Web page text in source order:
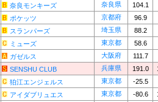
奈良モンキーズ 奈良県
104.1
ポケッツ 京都府
96.9
スランパーズ 埼玉県
88.2
ミューズ 東京都
58.6
ガゼルス 大阪府
111.7
SENSHU CLUB 兵庫県 191.0
狛江エンジェルス 東京都
-25.5
アイダブリュエス 東京都 -80.6